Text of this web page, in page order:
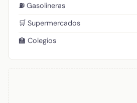
⛽ Gasolineras
🛒 Supermercados
🏫 Colegios